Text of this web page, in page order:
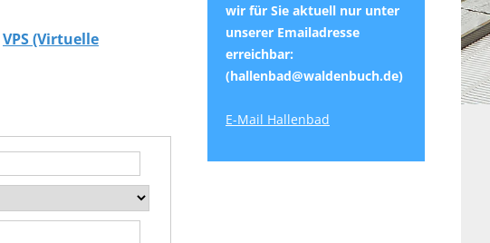
VPS (Virtuelle
wir für Sie aktuell nur unter
unserer Emailadresse
erreichbar:
(hallenbad@waldenbuch.de)
E-Mail Hallenbad